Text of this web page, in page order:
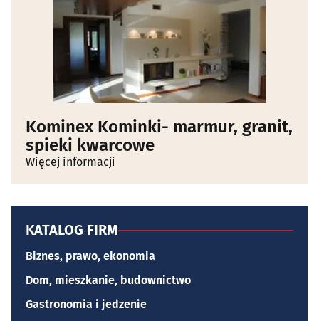
Kominex Kominki- marmur, granit,
spieki kwarcowe
Więcej informacji
KATALOG FIRM
Biznes, prawo, ekonomia
Dom, mieszkanie, budownictwo
Gastronomia i jedzenie